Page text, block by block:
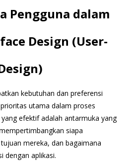
Pengguna dalam
Design (User-
kebutuhan dan preferensi
utama dalam proses
efektif adalah antarmuka yang
siapa
mereka, dan bagaimana
dengan aplikasi.